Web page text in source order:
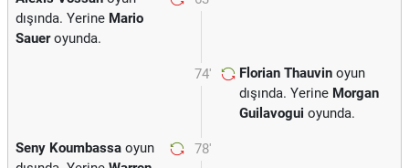
dışında. Yerine Mario
Saueroyunda.
74' Florian Thauvin oyun
dışında. Yerine Morgan
Guilavogui oyunda.
78'
Seny Koumbassa oyun